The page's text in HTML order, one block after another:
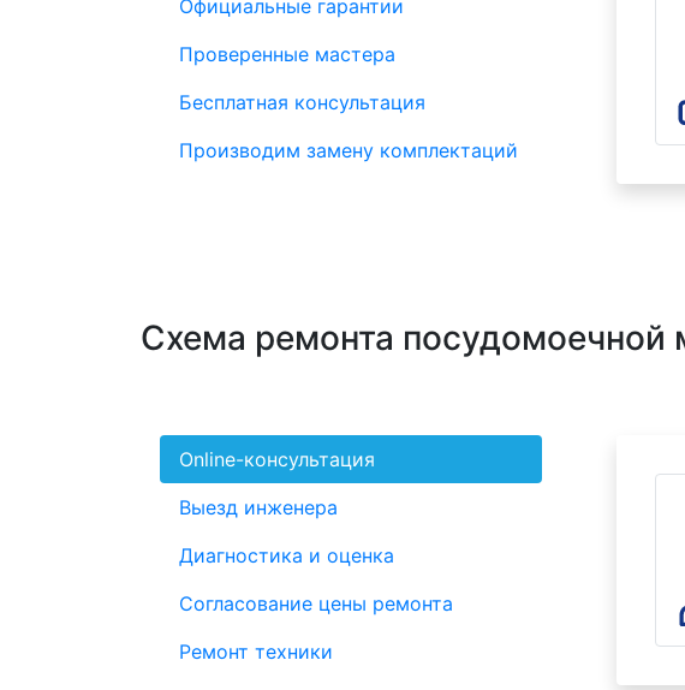
Официальные гарантии
Проверенные мастера
Бесплатная консультация
Производим замену комплектаций
Схема ремонта
Online-консультация
Выезд инженера
Диагностика и оценка
Согласование цены ремонта
Ремонт техники